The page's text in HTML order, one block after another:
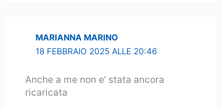
MARIANNA MARINO
18 FEBBRAIO 2025 ALLE 20:46
Anche a me non e’ stata ancora
ricaricata